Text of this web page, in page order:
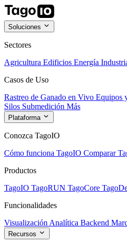
Soluciones
Sectores
Agricultura Edificios Energía
Casos de Uso
Rastreo de Ganado en Vivo Equipos
Silos Submedición Más
Plataforma
Conozca TagoIO
Cómo funciona TagoIO Comparar
Productos
TagoIO TagoRUN TagoCore
Funcionalidades
Visualización Analítica Backend
Recursos